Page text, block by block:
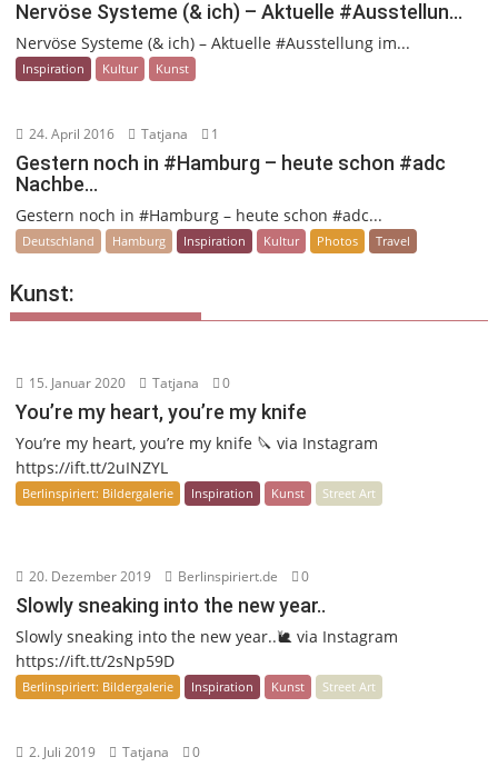
Nervöse Systeme (& ich) – Aktuelle #Ausstellun…
Nervöse Systeme (& ich) – Aktuelle #Ausstellung im...
Inspiration Kultur Kunst
24. April 2016 Tatjana 1
Gestern noch in #Hamburg – heute schon #adc
Nachbe…
Gestern noch in #Hamburg – heute schon #adc...
Deutschland Hamburg Inspiration Kultur Photos Travel
Kunst:
15. Januar 2020 Tatjana 0
You’re my heart, you’re my knife
You’re my heart, you’re my knife 🔪 via Instagram
https://ift.tt/2uINZYL
Berlinspiriert: Bildergalerie Inspiration Kunst Street Art
20. Dezember 2019 Berlinspiriert.de 0
Slowly sneaking into the new year..
Slowly sneaking into the new year..🐌 via Instagram
https://ift.tt/2sNp59D
Berlinspiriert: Bildergalerie Inspiration Kunst Street Art
2. Juli 2019 Tatjana 0